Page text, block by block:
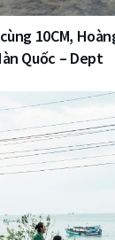
10CM,
Quốc – Dept